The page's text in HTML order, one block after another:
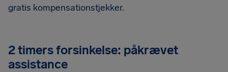
gratis kompensationstjekker.
2 timers forsinkelse: påkrævet
assistance